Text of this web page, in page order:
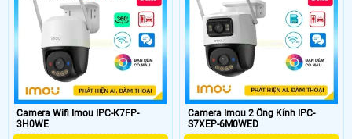
Camera Wifi Imou IPC-K7FP-
3H0WE
Camera Imou 2 Ống Kính IPC-
S7XEP-6M0WED